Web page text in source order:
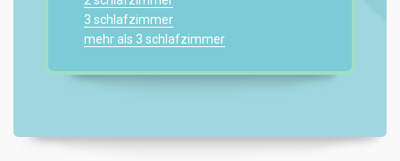
3 schlafzimmer
mehr als 3 schlafzimmer